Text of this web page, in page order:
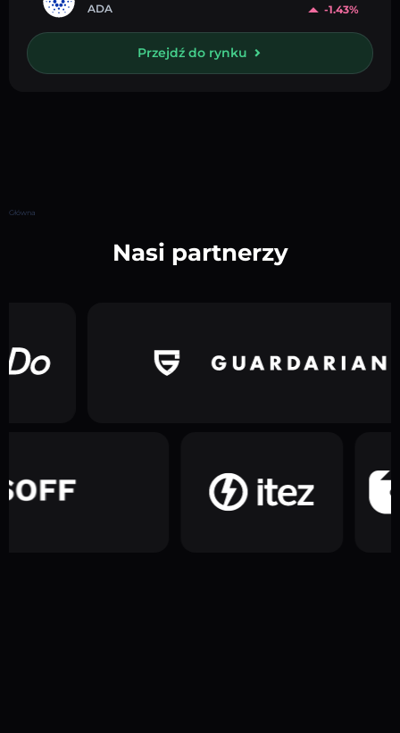
ADA
-1.43%
Przejdź do rynku
Główna
Nasi partnerzy